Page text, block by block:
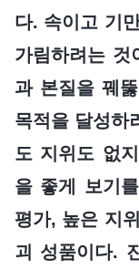
다. 속이고 기
가림하려는 것
과 본질을 꿰
목적을 달성하
도 지위도 없
을 좋게 보기
평가, 높은 지
괴 성품이다.